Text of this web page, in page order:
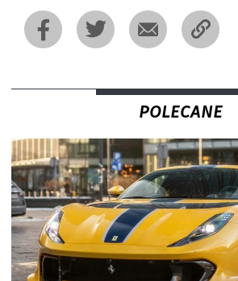
POLECANE